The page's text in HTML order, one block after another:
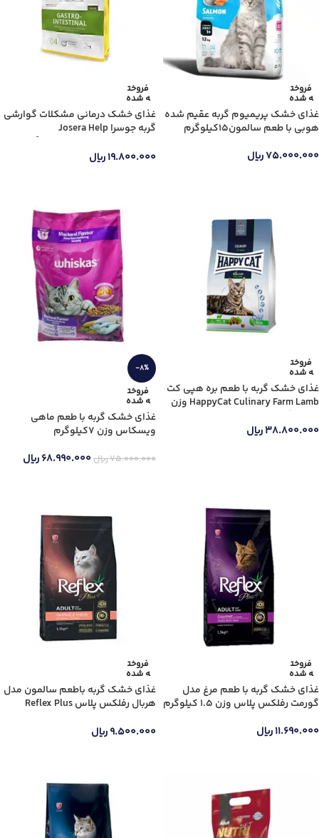
فروخت
ه شده
غذای خشک پریمیوم گربه عقیم شده
هوبی با طعم سالمون15کیلوگرم
۷۵.۰۰۰.۰۰۰ریال
فروخت
ه شده
غذای خشک درمانی مشکلات گوارشی
گربه جوسرا Josera Help
۱۹.۸۰۰.۰۰۰ریال
فروخت
ه شده
غذای خشک گربه با طعم بره هپی کت
HappyCat Culinary Farm Lamb وزن
۳۸.۸۰۰.۰۰۰ریال
-8%
فروخت
ه شده
غذای خشک گربه با طعم ماهی
ویسکاس وزن 7کیلوگرم
۷۵.۰۰۰.۰۰۰ریال۶۸.۹۹۰.۰۰۰ریال
فروخت
ه شده
غذای خشک گربه با طعم مرغ مدل
گورمت رفلکس پلاس وزن 1.5 کیلوگرم
۱۱.۶۹۰.۰۰۰ریال
فروخت
ه شده
غذای خشک گربه باطعم سالمون مدل
هربال رفلکس پلاس Reflex Plus
1.5 کیلوگرم
۹.۵۰۰.۰۰۰ریال